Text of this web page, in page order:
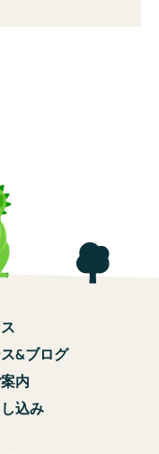
&ブログ
内
込み